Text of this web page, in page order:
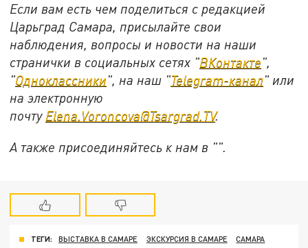
Если вам есть чем поделиться с редакцией
Царьград Самара, присылайте свои
наблюдения, вопросы и новости на наши
странички в социальных сетях "ВКонтакте",
"Одноклассники", на наш "Telegram-канал" или
на электронную
почту Elena.Voroncova@Tsargrad.TV.
А также присоединяйтесь к нам в "".
ТЕГИ: ВЫСТАВКА В САМАРЕ ЭКСКУРСИЯ В САМАРЕ
САМАРА